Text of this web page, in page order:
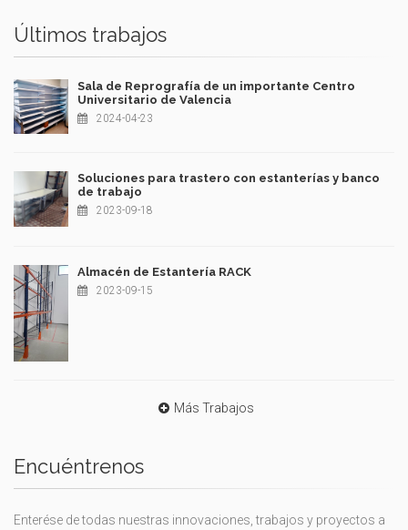
Últimos trabajos
Sala de Reprografía de un importante Centro
Universitario de Valencia
2024-04-23
Soluciones para trastero con estanterías y banco
de trabajo
2023-09-18
Almacén de Estantería RACK
2023-09-15
Más Trabajos
Encuéntrenos
Enterése de todas nuestras innovaciones, trabajos y proyectos a